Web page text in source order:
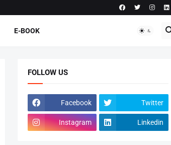
E-BOOK
FOLLOW US
Facebook Twitter
Instagram Linkedin